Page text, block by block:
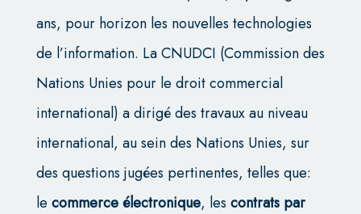
ans, pour horizon les nouvelles technologies
de l’information. La CNUDCI (Commission des
Nations Unies pour le droit commercial
international) a dirigé des travaux au niveau
international, au sein des Nations Unies, sur
des questions jugées pertinentes, telles que:
le commerce électronique, les contrats par